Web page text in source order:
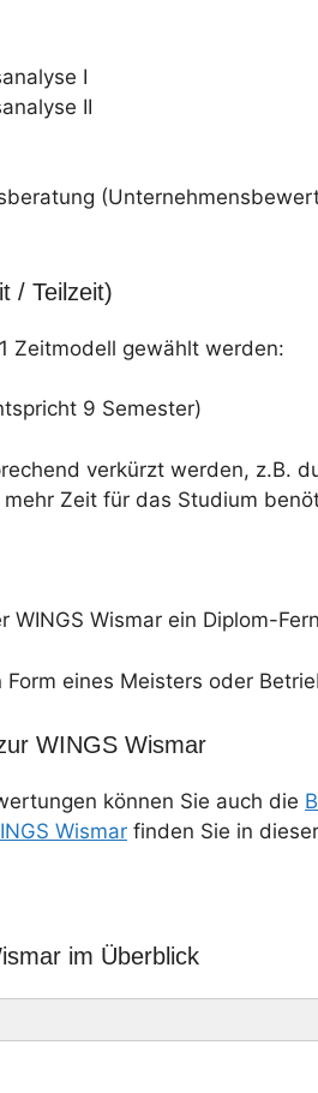
I
II
/ Teilzeit)
Zeitmodell gewählt werden:
9 Semester)
verkürzt werden, z.B.
Zeit für das Studium
WINGS Wismar ein Diplom-
eines Meisters oder
WINGS Wismar
können Sie auch die
Wismar finden Sie in
im Überblick